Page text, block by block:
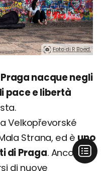
Foto di R Boed.
nacque negli
pace e libertà
Velkopřevorské
Strana, ed èuno
di Praga. Ancora
di nuove